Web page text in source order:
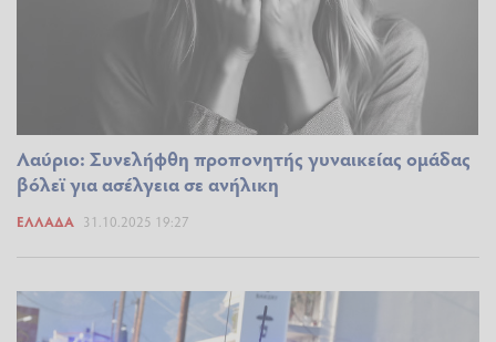
Λαύριο: Συνελήφθη προπονητής γυναικείας ομάδας
βόλεϊ για ασέλγεια σε ανήλικη
ΕΛΛΆΔΑ 31.10.2025 19:27